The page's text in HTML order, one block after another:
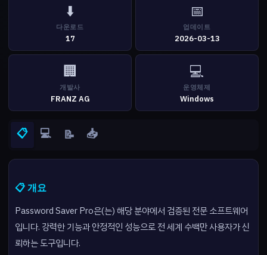
⬇️
다운로드
17
📅
업데이트
2026-03-13
🏢
개발사
FRANZ AG
💻
운영체제
Windows
📋 💻 📝 📥
📋 개요
Password Saver Pro은(는) 해당 분야에서 검증된 전문 소프트웨어
입니다. 강력한 기능과 안정적인 성능으로 전 세계 수백만 사용자가 신
뢰하는 도구입니다.